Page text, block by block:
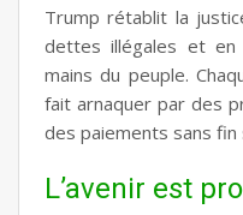
Trump rétablit la
dettes illégales et en
mains du peuple.
fait arnaquer par des
des paiements sans fin
L’avenir est